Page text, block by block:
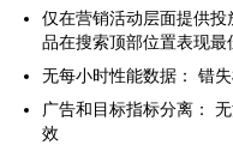
仅在营销活动层面提供投
品在搜索顶部位置表现最
无每小时性能数据：
错
广告和目标指标分离：
效